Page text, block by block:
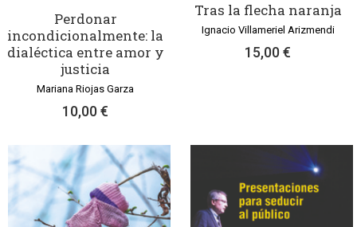
Perdonar
incondicionalmente: la
dialéctica entre amor y
justicia
Mariana Riojas Garza
10,00 €
Tras la flecha naranja
Ignacio Villameriel Arizmendi
15,00 €